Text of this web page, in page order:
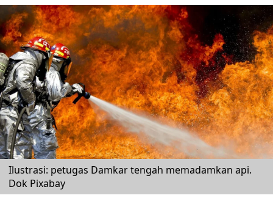
Ilustrasi: petugas Damkar tengah memadamkan api.
Dok Pixabay